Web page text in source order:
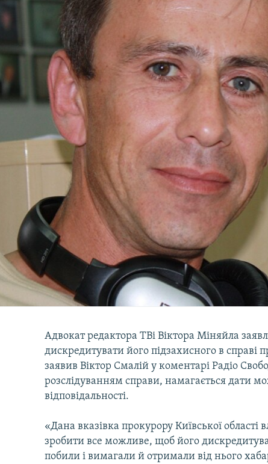
Адвокат редактора ТВі Віктора Міняйла
дискредитувати його підзахисного в справі
заявив Віктор Смалій у коментарі Радіо
розслідуванням справи, намагається дати
відповідальності.
«Дана вказівка прокурору Київської
зробити все можливе, щоб його
побили і вимагали й отримали від нього